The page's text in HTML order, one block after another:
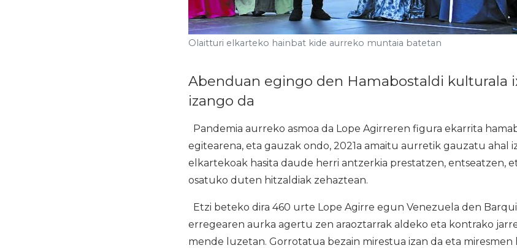
Olaitturi elkarteko hainbat kide aurreko muntaia batetan
Abenduan egingo den Hamabostaldi kulturala
izango da
Pandemia aurreko asmoa da Lope Agirreren figura ekarrita
egitearena, eta gauzak ondo, 2021a amaitu aurretik gauzatu ahal
elkartekoak hasita daude herri antzerkia prestatzen, entseatzen,
osatuko duten hitzaldiak zehaztean.
Etzi beteko dira 460 urte Lope Agirre egun Venezuela den
erregearen aurka agertu zen araoztarrak aldeko eta kontrako
mende luzetan. Gorrotatua bezain mirestua izan da eta